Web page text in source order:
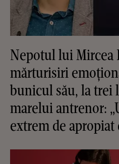
Nepotul lui Mircea
mărturisiri
bunicul său, la trei
marelui antrenor:
extrem de apropiat